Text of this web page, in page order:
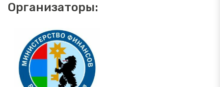
Организаторы: